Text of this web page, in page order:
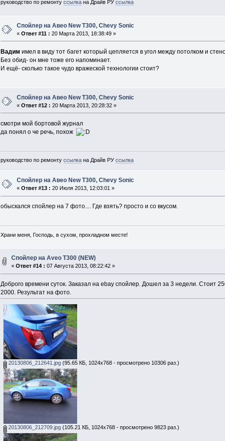
руководство по ремонтуссылка на Драйв РУссылка
Спойлер на Авео New T300, Chevy Sonic
« Ответ #11 : 20 Марта 2013, 18:38:49 »
Вадим имел в виду тот багет который цепляется в угол между потолком и
Без обид- он мне тоже его напоминает.
И ещё- сколько такое чудо вражеской технологии стоит?
Спойлер на Авео New T300, Chevy Sonic
« Ответ #12 : 20 Марта 2013, 20:28:32 »
смотри мой бортовой журнал
да понял о че речь, похож
руководство по ремонтуссылка на Драйв РУссылка
Спойлер на Авео New T300, Chevy Sonic
« Ответ #13 : 20 Июля 2013, 12:03:01 »
обыскался спойлер на 7 фото.... Где взять? просто и со вкусом.
Храни меня, Господь, в сухом, прохладном месте!
Спойлер на Aveo T300 (NEW)
« Ответ #14 : 07 Августа 2013, 08:22:42 »
Доброго времени суток. Заказал на ebay спойлер. Дошел за 3 недели. Стоит
2000. Результат на фото.
20130806_212641.jpg(95.65 КБ, 1024x768 - просмотрено 10306 раз.)
20130806_212709.jpg(105.21 КБ, 1024x768 - просмотрено 9823 раз.)